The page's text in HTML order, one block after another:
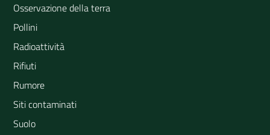
Osservazione della terra
Pollini
Radioattività
Rifiuti
Rumore
Siti contaminati
Suolo